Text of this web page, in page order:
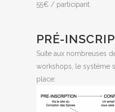
55€ / participant.
PRÉ-
Suite aux nombreuses
workshops, le système
place: